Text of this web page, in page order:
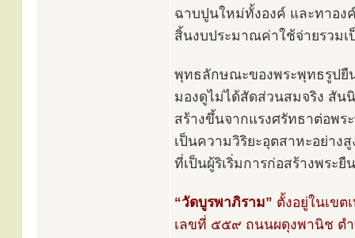
ฉาบปูนใหม่ทั้งองค์ และทาอง
สิ้นงบประมาณค่าใช้จ่ายรวม
พุทธลักษณะของพระพุทธรูปยื
มองดูไม่ได้สัดส่วนสมจริง สัน
สร้างขึ้นจากแรงศรัทธาต่อพ
เป็นความวิริยะอุตสาหะอย่างสู
ที่เป็นผู้ริเริ่มการก่อสร้างพระ
“วัดบูรพาภิราม” ตั้งอยู่ในเขต
เลขที่ ๕๕๙ ถนนผดุงพานิช ตำ